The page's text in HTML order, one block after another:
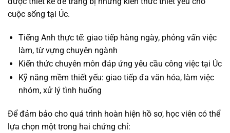
cuộc sống tại Úc.
Tiếng Anh thực tế: giao tiếp hàng ngày, phỏng vấn việc
làm, từ vựng chuyên ngành
Kiến thức chuyên môn đáp ứng yêu cầu công việc tại Úc
Kỹ năng mềm thiết yếu: giao tiếp đa văn hóa, làm việc
nhóm, xử lý tình huống
Để đảm bảo cho quá trình hoàn hiện hồ sơ, học viên có thể
lựa chọn một trong hai chứng chỉ: